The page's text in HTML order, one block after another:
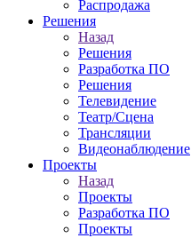
Распродажа
Решения
Назад
Решения
Разработка ПО
Решения
Телевидение
Театр/Сцена
Трансляции
Видеонаблюдение
Проекты
Назад
Проекты
Разработка ПО
Проекты